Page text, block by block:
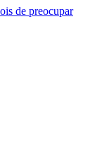
de preocupar